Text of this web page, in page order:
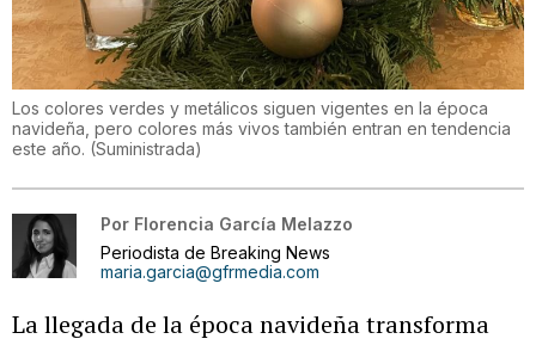
Los colores verdes y metálicos siguen vigentes en la época
navideña, pero colores más vivos también entran en tendencia
este año. (Suministrada)
Por Florencia García Melazzo
Periodista de Breaking News
maria.garcia@gfrmedia.com
La llegada de la época navideña transforma